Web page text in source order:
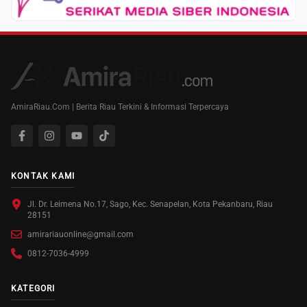
AmiraRiau.Com | Berita Riau Terkini & Informasi Terpercaya
KONTAK KAMI
Jl. Dr. Leimena No.17, Sago, Kec. Senapelan, Kota Pekanbaru, Riau
28151
amirariauonline@gmail.com
0812-7036-4999
KATEGORI